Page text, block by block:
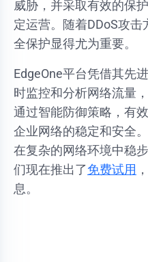
威胁，并采取有效的保
定运营。随着DDoS攻
全保护显得尤为重要。
EdgeOne平台凭借其先
时监控和分析网络流量
通过智能防御策略，有
企业网络的稳定和安全
在复杂的网络环境中稳
们现在推出了免费试用
息。